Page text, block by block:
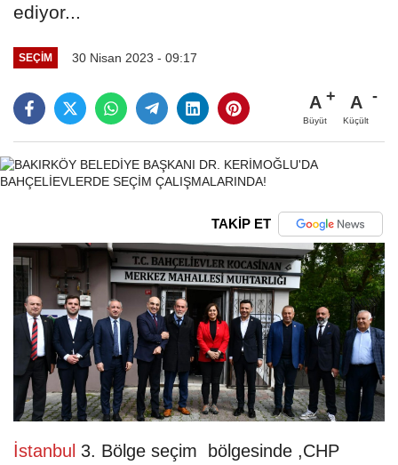
ediyor...
SEÇIM 30 Nisan 2023 - 09:17
A
Büyüt
A
Küçült
TAKİP ET
İstanbul 3. Bölge seçim bölgesinde ,CHP